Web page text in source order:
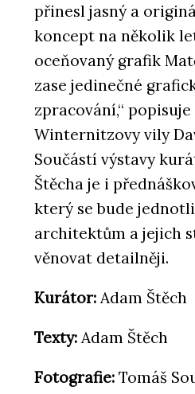
přinesl jasný a
koncept na několik
oceňovaný grafik
zase jedinečné
zpracování,“
Winternitzovy vily
Součástí výstavy
Štěcha je i
který se bude
architektům a jejich
věnovat detailněji.
Kurátor: Adam Štěch
Texty: Adam Štěch
Fotografie: Tomáš